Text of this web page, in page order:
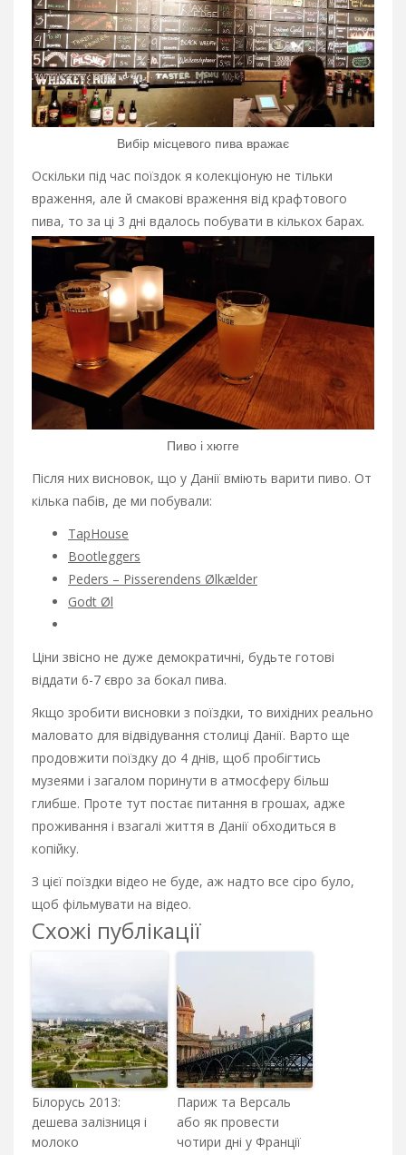
Вибір місцевого пива вражає
Оскільки під час поїздок я колекціоную не тільки
враження, але й смакові враження від крафтового
пива, то за ці 3 дні вдалось побувати в кількох барах.
Пиво і хюгге
Після них висновок, що у Данії вміють варити пиво. От
кілька пабів, де ми побували:
TapHouse
Bootleggers
Peders – Pisserendens Ølkælder
Godt Øl
Ціни звісно не дуже демократичні, будьте готові
віддати 6-7 євро за бокал пива.
Якщо зробити висновки з поїздки, то вихідних реально
маловато для відвідування столиці Данії. Варто ще
продовжити поїздку до 4 днів, щоб пробігтись
музеями і загалом поринути в атмосферу більш
глибше. Проте тут постає питання в грошах, адже
проживання і взагалі життя в Данії обходиться в
копійку.
З цієї поїздки відео не буде, аж надто все сіро було,
щоб фільмувати на відео.
Схожі публікації
Білорусь 2013:
дешева залізниця і
молоко
Париж та Версаль
або як провести
чотири дні у Франції